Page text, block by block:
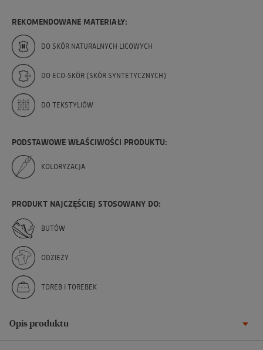
REKOMENDOWANE MATERIAŁY:
DO SKÓR NATURALNYCH LICOWYCH
DO ECO-SKÓR (SKÓR SYNTETYCZNYCH)
DO TEKSTYLIÓW
PODSTAWOWE WŁAŚCIWOŚCI PRODUKTU:
KOLORYZACJA
PRODUKT NAJCZĘŚCIEJ STOSOWANY DO:
BUTÓW
ODZIEŻY
TOREB I TOREBEK
Opis produktu